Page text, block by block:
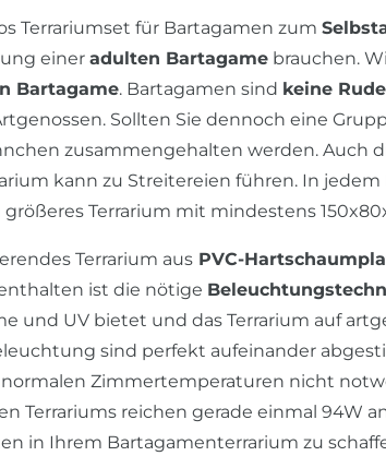
Terrariumset für Bartagamen zum
einer adulten Bartagame brauchen.
Bartagame. Bartagamen sind keine
Sollten Sie dennoch eine
zusammengehalten werden. Auch
kann zu Streitereien führen. In
Terrarium mit mindestens
Terrarium aus PVC-
ist die nötige
und UV bietet und das Terrarium auf
sind perfekt aufeinander
Zimmertemperaturen nicht
Terrariums reichen gerade einmal 94W
in Ihrem Bartagamenterrarium zu